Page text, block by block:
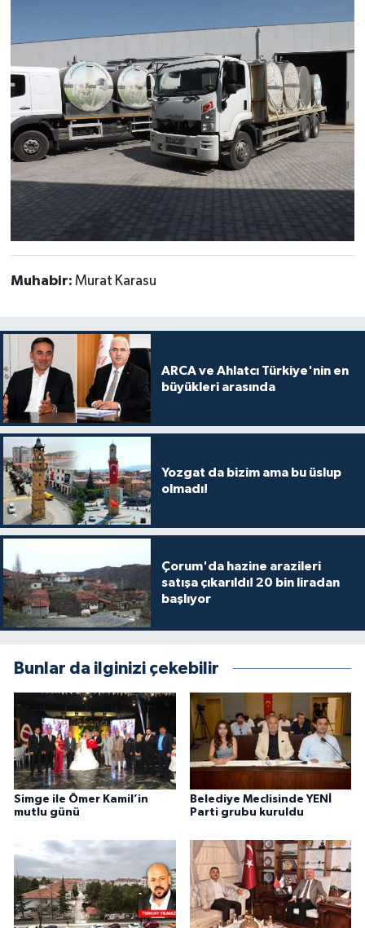
Muhabir: Murat Karasu
ARCA ve Ahlatcı Türkiye'nin en
büyükleri arasında
Yozgat da bizim ama bu üslup
olmadı!
Çorum'da hazine arazileri
satışa çıkarıldı! 20 bin liradan
başlıyor
Bunlar da ilginizi çekebilir
Simge ile Ömer Kamil’in
mutlu günü
Belediye Meclisinde YENİ
Parti grubu kuruldu